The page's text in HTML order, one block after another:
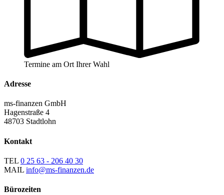
Termine am Ort Ihrer Wahl
Adresse
ms-finanzen GmbH
Hagenstraße 4
48703 Stadtlohn
Kontakt
TEL 0 25 63 - 206 40 30
MAIL info@ms-finanzen.de
Bürozeiten